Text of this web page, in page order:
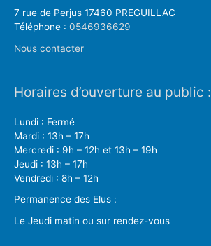
7 rue de Perjus 17460 PREGUILLAC
Téléphone : 0546936629
Nous contacter
Horaires d’ouverture au public :
Lundi : Fermé
Mardi : 13h – 17h
Mercredi : 9h – 12h et 13h – 19h
Jeudi : 13h – 17h
Vendredi : 8h – 12h
Permanence des Elus :
Le Jeudi matin ou sur rendez-vous